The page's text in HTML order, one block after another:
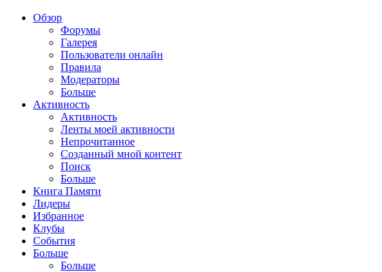
Обзор
Форумы
Галерея
Пользователи онлайн
Правила
Модераторы
Больше
Активность
Активность
Ленты моей активности
Непрочитанное
Созданный мной контент
Поиск
Больше
Книга Памяти
Лидеры
Избранное
Клубы
События
Больше
Больше